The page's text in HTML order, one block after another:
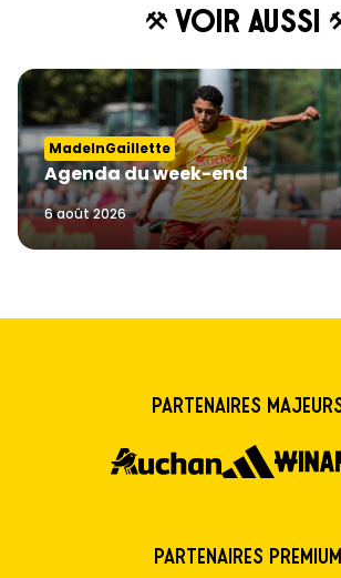
Voir aussi
MadeInGaillette
Agenda du week-end
6 août 2026
Partenaires
Partenaires premium